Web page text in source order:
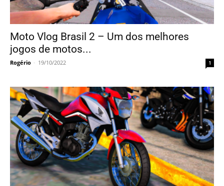
Moto Vlog Brasil 2 – Um dos melhores
jogos de motos...
Rogério - 19/10/2022 1